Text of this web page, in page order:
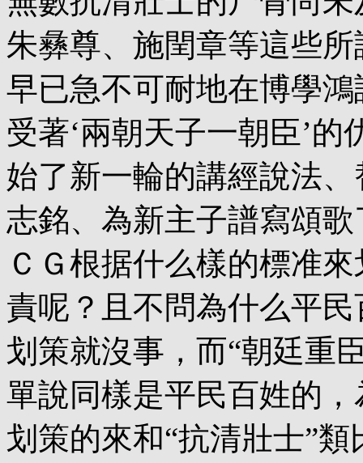
朱彝尊、施閏章等這些
早已急不可耐地在博學
受著‘兩朝天子一朝臣’的
始了新一輪的講經說法
志銘、為新主子譜寫頌
ＣＧ根据什么樣的標准
責呢？且不問為什么平
划策就沒事，而“朝廷重
單說同樣是平民百姓的
划策的來和“抗清壯士”